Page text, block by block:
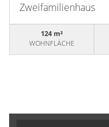
Zweifamilienhaus
124 m²
WOHNFLÄCHE